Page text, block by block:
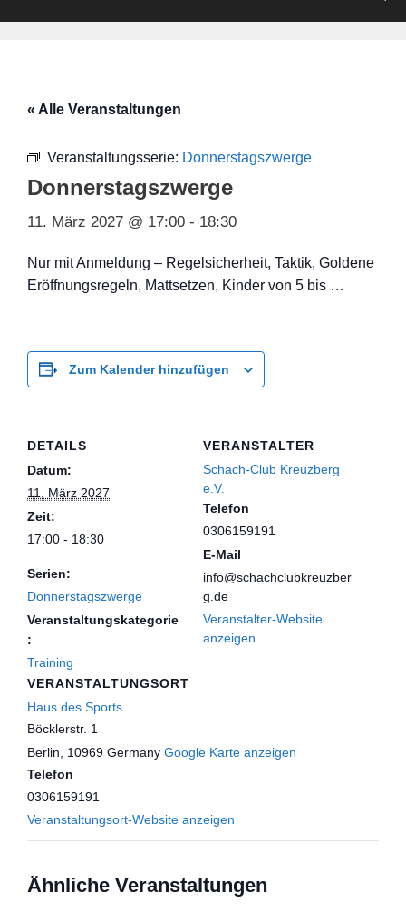
« Alle Veranstaltungen
Veranstaltungsserie: Donnerstagszwerge
Donnerstagszwerge
11. März 2027 @ 17:00 - 18:30
Nur mit Anmeldung – Regelsicherheit, Taktik, Goldene
Eröffnungsregeln, Mattsetzen, Kinder von 5 bis …
Zum Kalender hinzufügen
DETAILS
Datum:
11. März 2027
Zeit:
17:00 - 18:30
Serien:
Donnerstagszwerge
Veranstaltungskategorie
:
Training
VERANSTALTUNGSORT
Haus des Sports
Böcklerstr. 1
Berlin
10969 Germany Google Karte anzeigen
Telefon
0306159191
Veranstaltungsort-Website anzeigen
VERANSTALTER
Schach-Club Kreuzberg
e.V.
Telefon
0306159191
E-Mail
info@schachclubkreuzber
g.de
Veranstalter-Website
anzeigen
Ähnliche Veranstaltungen